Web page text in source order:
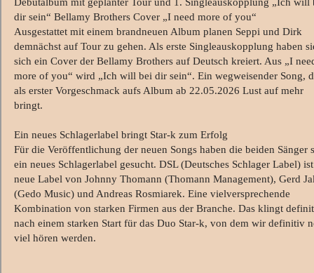
Debütalbum mit geplanter Tour und 1. Singleauskopplung „Ich will
dir sein“ Bellamy Brothers Cover „I need more of you“
Ausgestattet mit einem brandneuen Album planen Seppi und Dirk
demnächst auf Tour zu gehen. Als erste Singleauskopplung haben
sich ein Cover der Bellamy Brothers auf Deutsch kreiert. Aus „I
more of you“ wird „Ich will bei dir sein“. Ein wegweisender Song,
als erster Vorgeschmack aufs Album ab 22.05.2026 Lust auf mehr
bringt.
Ein neues Schlagerlabel bringt Star-k zum Erfolg
Für die Veröffentlichung der neuen Songs haben die beiden Sänger
ein neues Schlagerlabel gesucht. DSL (Deutsches Schlager Label)
neue Label von Johnny Thomann (Thomann Management), Gerd
(Gedo Music) und Andreas Rosmiarek. Eine vielversprechende
Kombination von starken Firmen aus der Branche. Das klingt
nach einem starken Start für das Duo Star-k, von dem wir definitiv
viel hören werden.